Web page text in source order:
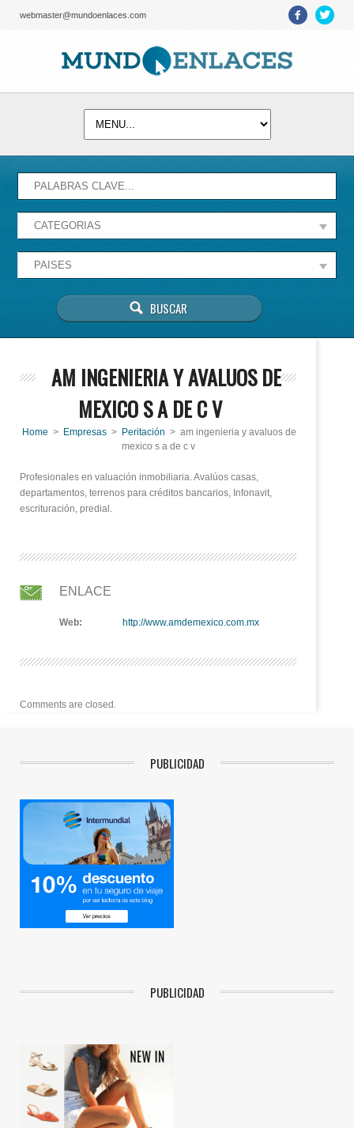
webmaster@mundoenlaces.com
AM INGENIERIA Y AVALUOS DE
MEXICO S A DE C V
Home > Empresas > Peritación > am ingenieria y avaluos de
mexico s a de c v
Profesionales en valuación inmobiliaria. Avalúos casas,
departamentos, terrenos para créditos bancarios, Infonavit,
escrituración, predial.
ENLACE
Web: http://www.amdemexico.com.mx
Comments are closed.
PUBLICIDAD
PUBLICIDAD